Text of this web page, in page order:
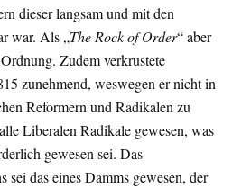
dieser langsam und mit den
war. Als „The Rock of Order“ aber
Zudem verkrustete
zunehmend, weswegen er nicht in
Reformern und Radikalen zu
Liberalen Radikale gewesen, was
gewesen sei. Das
sei das eines Damms gewesen, der